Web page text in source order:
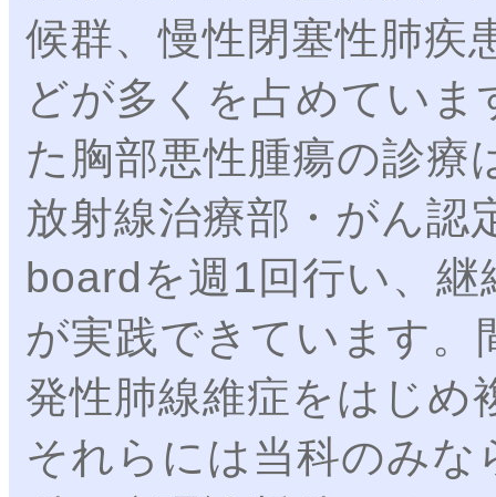
候群、慢性閉塞性肺疾
どが多くを占めてい
た胸部悪性腫瘍の診療
放射線治療部・がん認
boardを週1回行い、
が実践できています。
発性肺線維症をはじめ
それらには当科のみな